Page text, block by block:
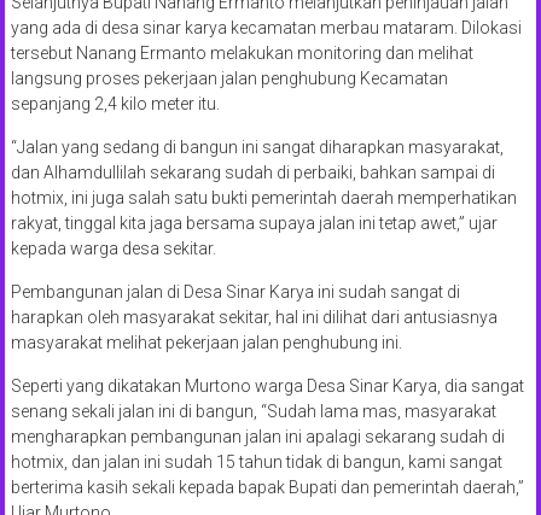
yang ada di desa sinar karya kecamatan merbau mataram. Dilokasi
tersebut Nanang Ermanto melakukan monitoring dan melihat
langsung proses pekerjaan jalan penghubung Kecamatan
sepanjang 2,4 kilo meter itu.
“Jalan yang sedang di bangun ini sangat diharapkan masyarakat,
dan Alhamdullilah sekarang sudah di perbaiki, bahkan sampai di
hotmix, ini juga salah satu bukti pemerintah daerah memperhatikan
rakyat, tinggal kita jaga bersama supaya jalan ini tetap awet,” ujar
kepada warga desa sekitar.
Pembangunan jalan di Desa Sinar Karya ini sudah sangat di
harapkan oleh masyarakat sekitar, hal ini dilihat dari antusiasnya
masyarakat melihat pekerjaan jalan penghubung ini.
Seperti yang dikatakan Murtono warga Desa Sinar Karya, dia sangat
senang sekali jalan ini di bangun, “Sudah lama mas, masyarakat
mengharapkan pembangunan jalan ini apalagi sekarang sudah di
hotmix, dan jalan ini sudah 15 tahun tidak di bangun, kami sangat
berterima kasih sekali kepada bapak Bupati dan pemerintah daerah,”